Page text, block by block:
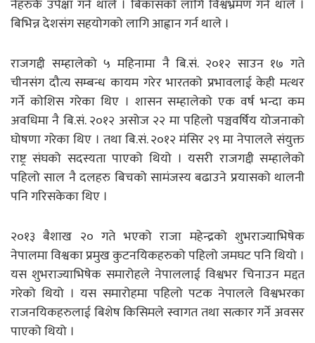
नेहरुकै उपेक्षा गर्न थाले । बिकासको लागि विश्वभ्रमण गर्न थाले ।
बिभिन्न देशसंग सहयोगको लागि आह्वान गर्न थाले ।
राजगद्दी सम्हालेको ५ महिनामा नै बि.सं. २०१२ साउन १७ गते
चीनसंग दौत्य सम्बन्ध कायम गरेर भारतको प्रभावलाई केही मत्थर
गर्ने कोशिस गरेका थिए । शासन सम्हालेको एक वर्ष भन्दा कम
अवधिमा नै बि.सं. २०१२ असोज २२ मा पहिलो पञ्चवर्षिय योजनाको
घोषणा गरेका थिए । तथा बि.सं. २०१२ मंसिर २९ मा नेपालले संयुक्त
राष्ट्र संघको सदस्यता पाएको थियो । यसरी राजगद्दी सम्हालेको
पहिलो साल नै दलहरु बिचको सामंजस्य बढाउने प्रयासको थालनी
पनि गरिसकेका थिए ।
२०१३ बैशाख २० गते भएको राजा महेन्द्रको शुभराज्याभिषेक
नेपालमा विश्वका प्रमुख कुटनयिकहरुको पहिलो जमघट पनि थियो ।
यस शुभराज्याभिषेक समारोहले नेपाललाई विश्वभर चिनाउन मद्दत
गरेको थियो । यस समारोहमा पहिलो पटक नेपालले विश्वभरका
राजनयिकहरुलाई बिशेष किसिमले स्वागत तथा सत्कार गर्ने अवसर
पाएको थियो ।